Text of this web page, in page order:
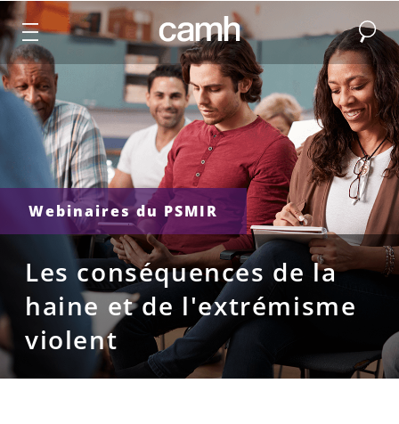
CAMH logo
Webinaires du PSMIR
Les conséquences de la
haine et de l'extrémisme
violent